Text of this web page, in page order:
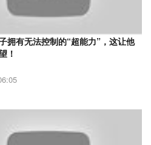
拥有无法控制的“超能力”，这让他
！